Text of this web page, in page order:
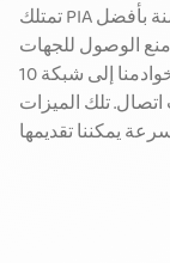
تمتلك PIA شبكة خوادم من الجيل التالي، مصممة ومحسنة بأفضل
الوصول للجهات
الخارجية لبنيتنا التحتية. كما نقوم بترقية خوادمنا إلى شبكة 10
تلك الميزات